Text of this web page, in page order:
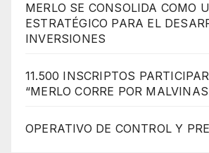
MERLO SE CONSOLIDA COMO
ESTRATÉGICO PARA EL
INVERSIONES
11.500 INSCRIPTOS
“MERLO CORRE POR
OPERATIVO DE CONTROL Y